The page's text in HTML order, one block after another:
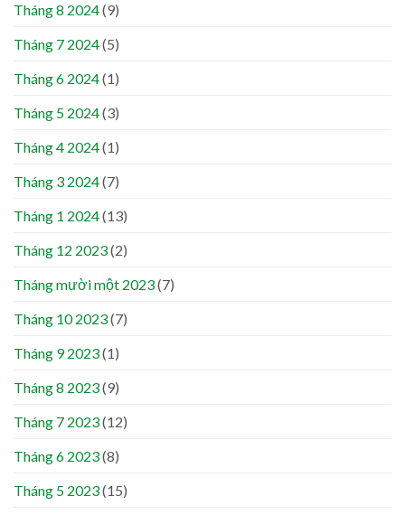
Tháng 8 2024(9)
Tháng 7 2024(5)
Tháng 6 2024(1)
Tháng 5 2024(3)
Tháng 4 2024(1)
Tháng 3 2024(7)
Tháng 1 2024(13)
Tháng 12 2023(2)
Tháng mười một 2023(7)
Tháng 10 2023(7)
Tháng 9 2023(1)
Tháng 8 2023(9)
Tháng 7 2023(12)
Tháng 6 2023(8)
Tháng 5 2023(15)